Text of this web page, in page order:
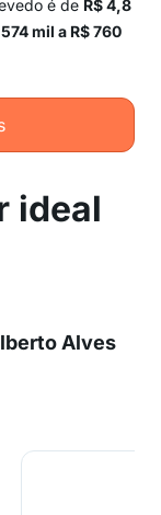
é de R$ 4,8
574 mil a R$ 760
ideal
Alves